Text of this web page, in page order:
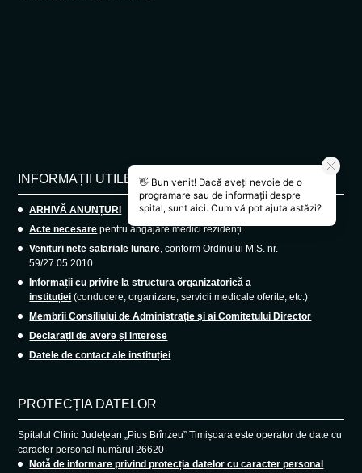
INFORMAȚII UTILE
ARHIVĂ ANUNȚURI
Acte necesare pentru angajare medici rezidenți.
Venituri nete salariale lunare, conform Ordinului M.S. nr.
59/27.05.2010
Informații cu privire la structura organizatorică a
instituției (conducere, organizare, servicii medicale oferite, etc.)
Membrii Consiliului de Administrație și ai Comitetului Director
Declarații de avere și interese
Datele de contact ale instituției
PROTECȚIA DATELOR
Spitalul Clinic Județean „Pius Brînzeu” Timișoara este operator de date cu
caracter personal numărul 26620
Notă de informare privind protecția datelor cu caracter personal